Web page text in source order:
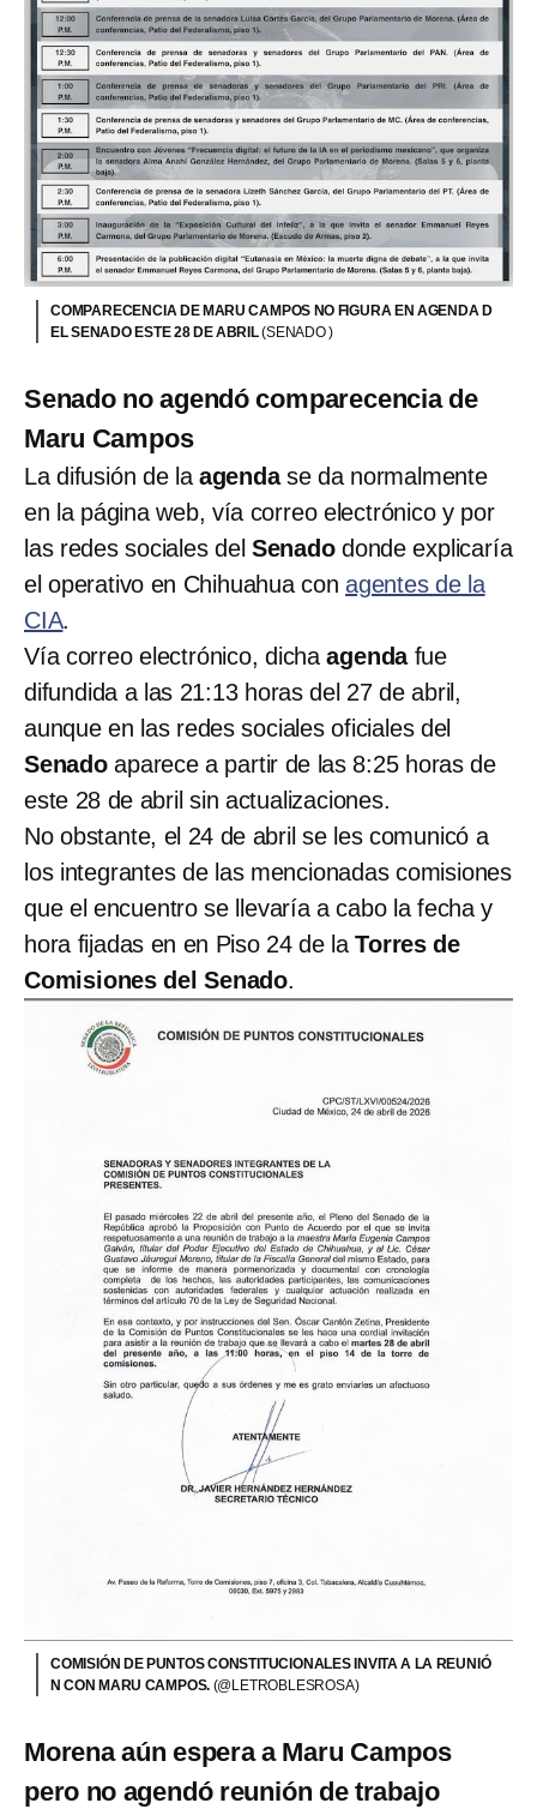
COMPARECENCIA DE MARU CAMPOS NO FIGURA EN AGENDA D
EL SENADO ESTE 28 DE ABRIL(SENADO )
Senado no agendó comparecencia de
Maru Campos
La difusión de la agendase da normalmente
en la página web, vía correo electrónico y por
las redes sociales del Senadodonde explicaría
el operativo en Chihuahua conagentes de la
CIA.
Vía correo electrónico, dichaagendafue
difundida a las 21:13 horas del 27 de abril,
aunque en las redes sociales oficiales del
Senadoaparece a partir de las 8:25 horas de
este 28 de abril sin actualizaciones.
No obstante, el 24 de abril se les comunicó a
los integrantes de las mencionadas comisiones
que el encuentro se llevaría a cabo la fecha y
hora fijadas en en Piso 24 de laTorres de
Comisiones del Senado.
COMISIÓN DE PUNTOS CONSTITUCIONALES INVITA A LA REUNIÓ
N CON MARU CAMPOS. (@LETROBLESROSA)
Morena aún espera a Maru Campos
pero no agendó reunión de trabajo